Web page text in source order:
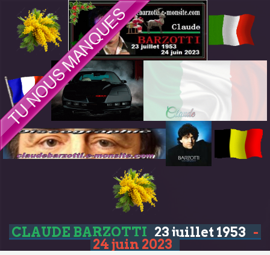
CLAUDE BARZOTTI 23 juillet 1953 -
24 juin 2023